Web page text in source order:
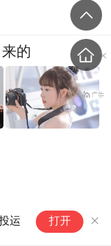
运 打开
的